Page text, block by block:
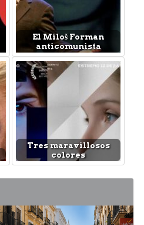
El Miloš Forman
anticomunista
Tres maravillosos
colores